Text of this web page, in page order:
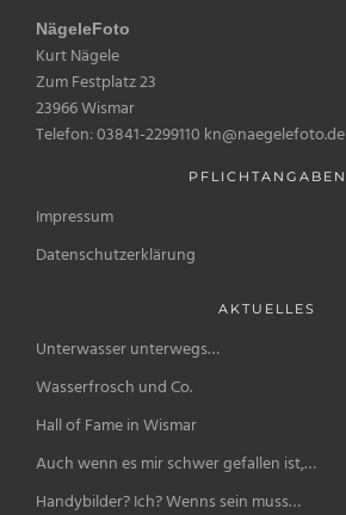
NägeleFoto
Kurt Nägele
Zum Festplatz 23
23966 Wismar
Telefon: 03841-2299110 kn@naegelefoto.de
PFLICHTANGABEN
Impressum
Datenschutzerklärung
AKTUELLES
Unterwasser unterwegs…
Wasserfrosch und Co.
Hall of Fame in Wismar
Auch wenn es mir schwer gefallen ist,…
Handybilder? Ich? Wenns sein muss…